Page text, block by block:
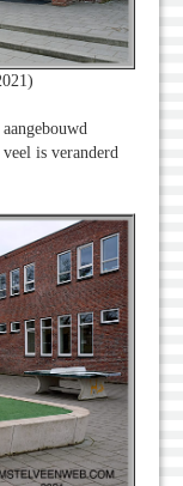
is veranderd